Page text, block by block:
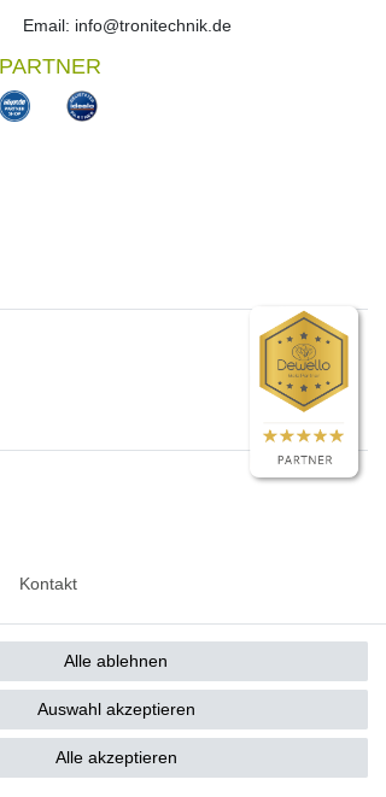
Email: info@tronitechnik.de
PARTNER
Kontakt
benötigt, da die Leistung direkt abgerufen
Alle akzeptieren
Alle ablehnen
Auswahl akzeptieren